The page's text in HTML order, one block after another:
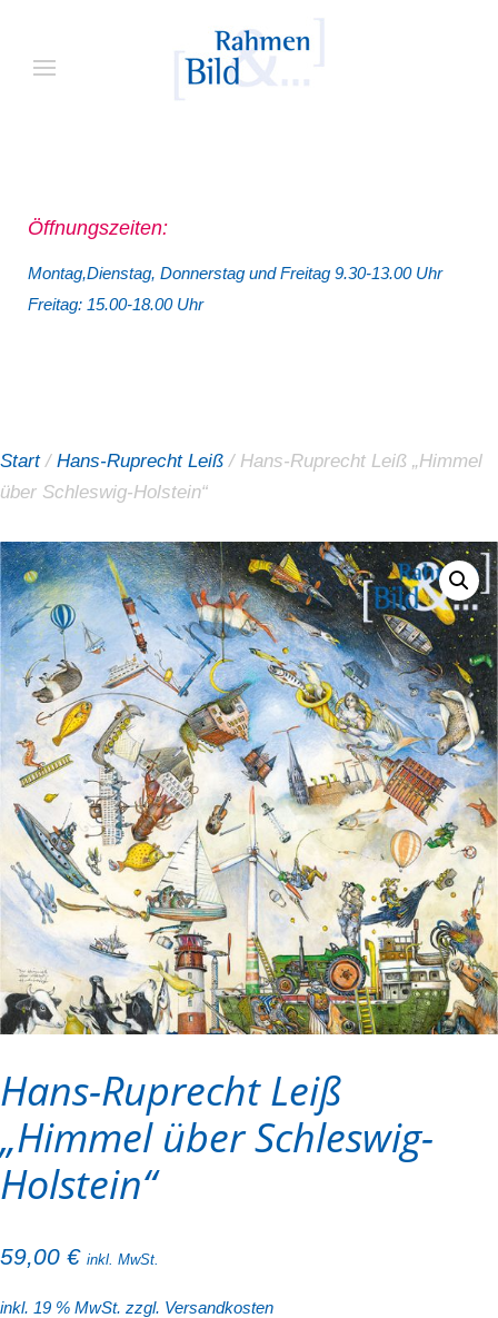
Öffnungszeiten:
Montag,Dienstag, Donnerstag und Freitag 9.30-13.00 Uhr
Freitag: 15.00-18.00 Uhr
Start/ Hans-Ruprecht Leiß / Hans-Ruprecht Leiß „Himmel
über Schleswig-Holstein“
Hans-Ruprecht Leiß
„Himmel über Schleswig-
Holstein“
59,00 € inkl. MwSt.
inkl. 19 % MwSt. zzgl. Versandkosten